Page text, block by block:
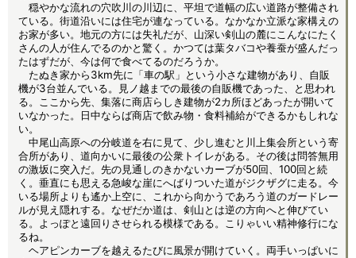
穏やかな流れの穴吹川の川辺に、平坦で道幅の広い道路が整備され
ている。街道沿いには住宅が連なっている。なかなか立派な家構えの
お家が多い。地元の方には失礼だが、山深い剣山の麓にこんなにたく
さんの人が住んでるのかと驚く。かつては葉タバコや養蚕が盛んだっ
たはずだが、今は何で食べてるのだろうか。
たぬき家から3km先に「車の駅」という小さな建物があり、自販
機が3台並んでいる。見ノ越までの最後の自販機であった、と思われ
る。ここから先、集落に商店らしき建物が2カ所ほどあったが開いて
いなかった。日中ならば商店で飲み物・食料補給ができるかもしれな
い。
中尾山高原への分岐道を右に見て、少し進むと川上集会所という寄
合所があり、道向かいに最後の公衆トイレがある。その後は問答無用
の激坂に突入だ。先の見通しのきかないカーブが50回、100回と続
く。垂直にも思える急峻な崖にへばりついた道がジクザグに走る。今
いる場所よりも遙か上空に、これから向かうであろう道のガードレー
ルが見え隠れする。なぜだか道は、剣山とは逆の方向へと伸びてい
る。よっぽと遠回りさせられる模様である。こりゃいい精神修行にな
るね。
ヘアピンカーブを越えるたびに風景が開けていく。両手いっぱいに